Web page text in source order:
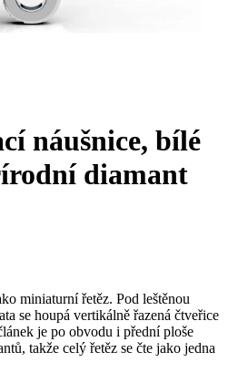
náušnice, bílé
diamant
miniaturní řetěz. Pod leštěnou
se houpá vertikálně řazená čtveřice
je po obvodu i přední ploše
takže celý řetěz se čte jako jedna